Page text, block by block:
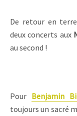
De retour en
deux concerts aux
au second !
Pour Benjamin
toujours un sacré